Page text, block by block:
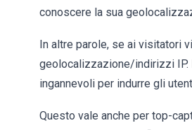
conoscere la sua
In altre parole, se ai visitatori
geolocalizzazione/indirizzi IP.
ingannevoli per indurre gli
Questo vale anche per top-